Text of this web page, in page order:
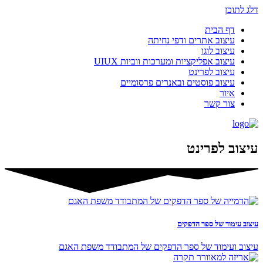
דלג לתוכן
דף הבית
עיצוב אתרים ודפי נחיתה
עיצוב לוגו
עיצוב אפליקציות ומערכות ווביות UIUX​
עיצוב לפרינט
עיצוב פוסטים ובאנרים פרסומיים
איור
צור קשר
עיצוב לפרינט
עיצוב עימוד של ספר הדפקים
עיצוב ועימוד של ספר הדפקים של המתבודד משפת האגם